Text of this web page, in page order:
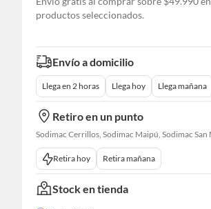
productos seleccionados.
Envío a domicilio
Llega en 2 horas Llega hoy Llega mañana
Retiro en un punto
Retira hoy Retira mañana
Stock en tienda